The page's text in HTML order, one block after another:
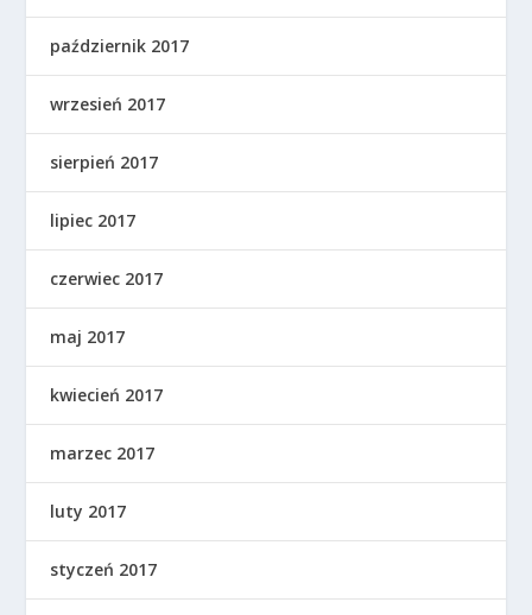
październik 2017
wrzesień 2017
sierpień 2017
lipiec 2017
czerwiec 2017
maj 2017
kwiecień 2017
marzec 2017
luty 2017
styczeń 2017